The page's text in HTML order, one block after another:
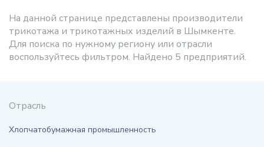
На данной странице представлены производители
трикотажа и трикотажных изделий в Шымкенте.
Для поиска по нужному региону или отрасли
воспользуйтесь фильтром. Найдено 5 предприятий.
Отрасль
Хлопчатобумажная промышленность